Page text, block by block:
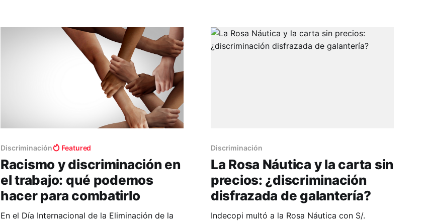
desarrollo profesional
- y
Discriminación Featured
Racismo y discriminación en
el trabajo: qué podemos
hacer para combatirlo
En el Día Internacional de la Eliminación de la
Discriminación
La Rosa Náutica y la carta sin
precios: ¿discriminación
disfrazada de galantería?
Indecopi multó a la Rosa Náutica con S/.